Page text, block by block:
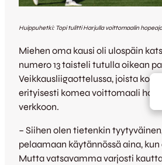
Huippuhetki: Topi tulitti Harjulla voittomaalin
Miehen oma kausi oli ulospäin
numero 13 taisteli tutulla oikean
Veikkausliigaottelussa, joista
erityisesti komea voittomaali
verkkoon.
– Siihen olen tietenkin
pelaamaan käytännössä aina,
Mutta vatsavamma varjosti